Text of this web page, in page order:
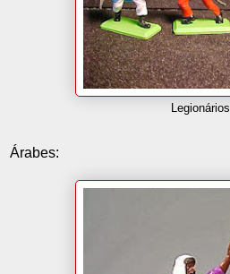
Legionários
Árabes: